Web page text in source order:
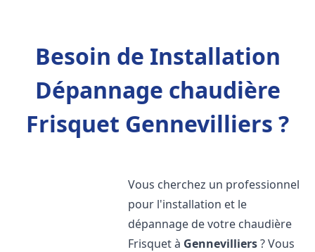
Besoin de Installation
Dépannage chaudière
Frisquet Gennevilliers ?
Vous cherchez un professionnel
pour l'installation et le
dépannage de votre chaudière
Frisquet à Gennevilliers? Vous